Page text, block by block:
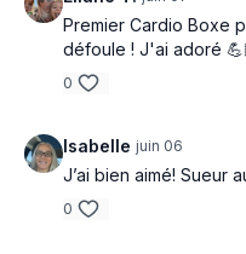
Premier Cardio Boxe
défoule ! J'ai adoré
0
Isabelle juin 06
J’ai bien aimé! Sueur
0